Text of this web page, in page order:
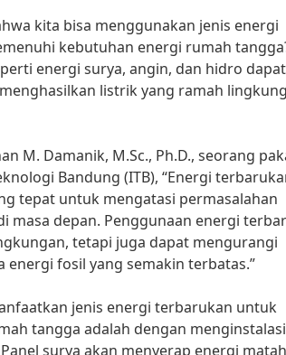
kita bisa menggunakan jenis energi
kebutuhan energi rumah
energi surya, angin, dan hidro dapat
listrik yang ramah
M. Damanik, M.Sc., Ph.D., seorang
Bandung (ITB), “Energi
tepat untuk mengatasi permasalahan
masa depan. Penggunaan energi
tetapi juga dapat mengurangi
energi fosil yang semakin terbatas.”
jenis energi terbarukan untuk
tangga adalah dengan
surya akan menyerap energi